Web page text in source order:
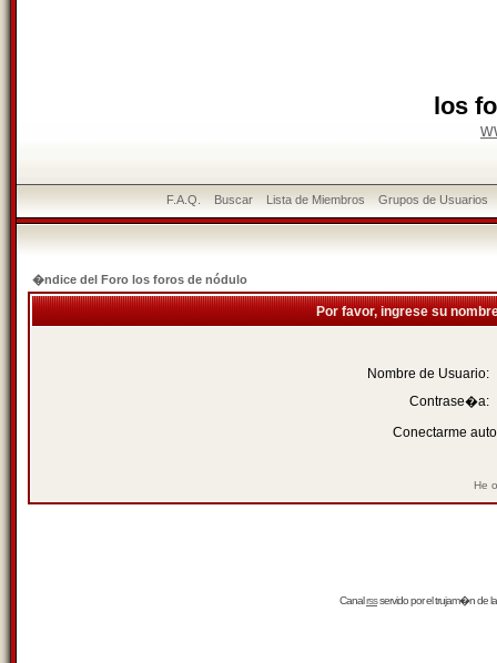
los
F.A.Q. Buscar Lista de Miembros Grupos de Usuarios
�ndice del Foro los foros de nódulo
Por favor, ingrese su
Nombre de Usuario:
Contrase�a:
Conectarme
He
Canalrssservido por eltrujam�nde